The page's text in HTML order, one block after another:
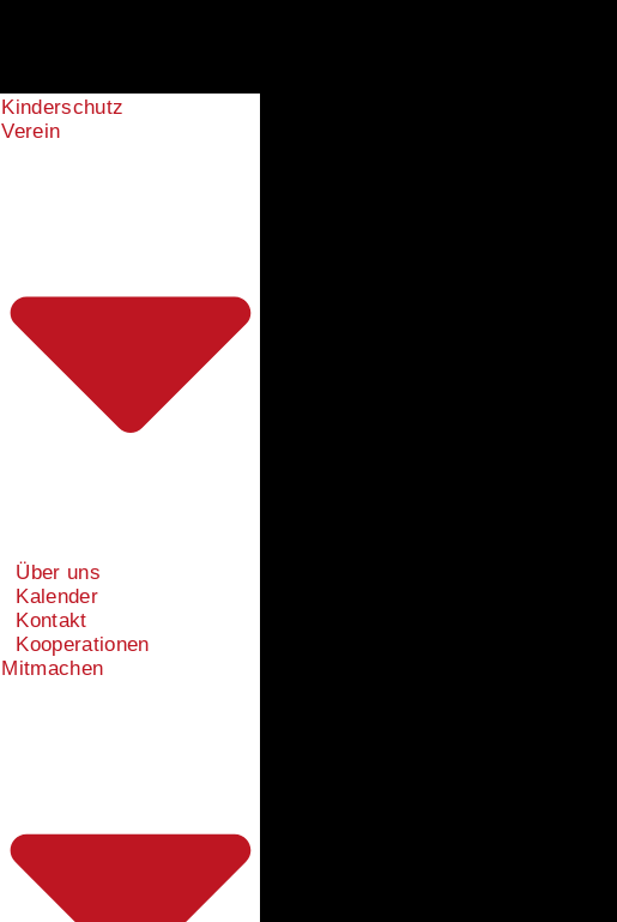
Kinderschutz
Verein
Über uns
Kalender
Kontakt
Kooperationen
Mitmachen